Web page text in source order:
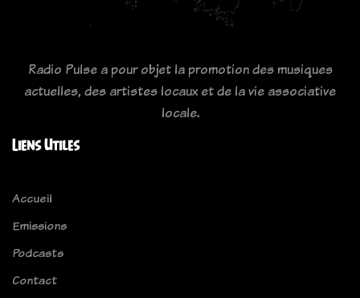
Radio Pulse a pour objet la promotion des musiques
actuelles, des artistes locaux et de la vie associative
locale.
Liens Utiles
Accueil
Emissions
Podcasts
Contact